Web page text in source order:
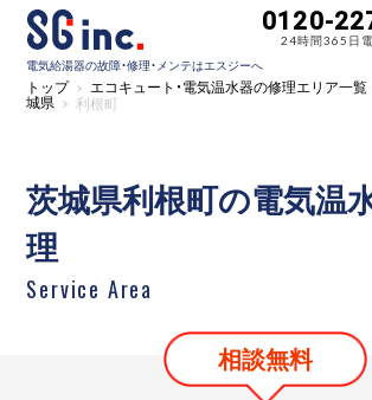
電気給湯器の故障・修理・メンテはエスジーへ
0120-
24時間365日
トップ エコキュート・電気温水器の修理エリア一覧
城県 利根町
茨城県利根町の電気温
理
Service Area
相談無料